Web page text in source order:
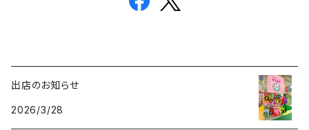
出店のお知らせ
2026/3/28